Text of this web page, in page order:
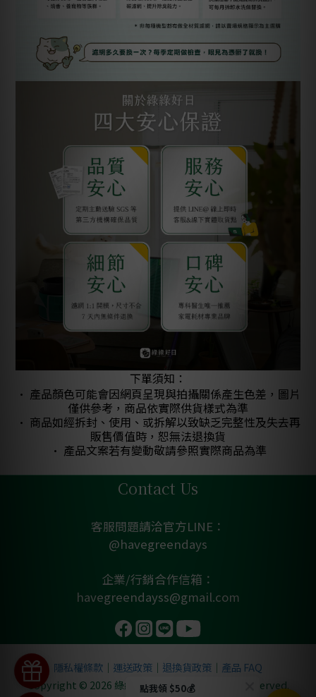
下單須知：
• 產品顏色可能會因網頁呈現與拍攝關係產生色差，圖片
僅供參考，商品依實際供貨樣式為準
• 商品如經拆封、使用、或拆解以致缺乏完整性及失去再
販售價值時，恕無法退換貨
• 產品文案若有變動敬請參照實際商品為準
Contact Us
客服問題請洽官方LINE：
@havegreendays
企業/行銷合作信箱：
havegreendayss@gmail.com
隱私權條款 ｜ 運送政策 ｜ 退換貨政策 ｜ 產品 FAQ
Copyright © 2026 綠綠實業有限公司. All rights reserved.